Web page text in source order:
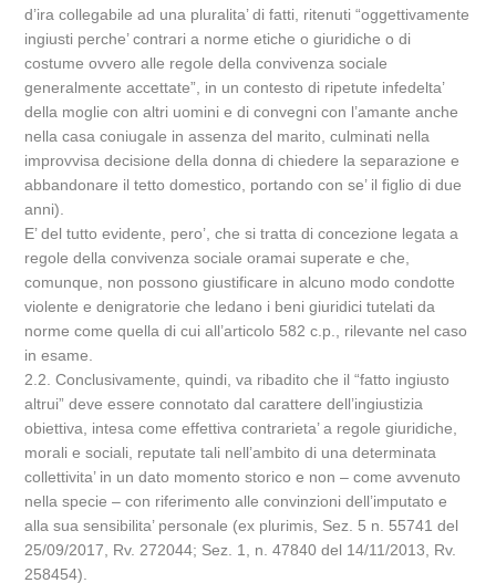
d’ira collegabile ad una pluralita’ di fatti, ritenuti “oggettivamente
ingiusti perche’ contrari a norme etiche o giuridiche o di
costume ovvero alle regole della convivenza sociale
generalmente accettate”, in un contesto di ripetute infedelta’
della moglie con altri uomini e di convegni con l’amante anche
nella casa coniugale in assenza del marito, culminati nella
improvvisa decisione della donna di chiedere la separazione e
abbandonare il tetto domestico, portando con se’ il figlio di due
anni).
E’ del tutto evidente, pero’, che si tratta di concezione legata a
regole della convivenza sociale oramai superate e che,
comunque, non possono giustificare in alcuno modo condotte
violente e denigratorie che ledano i beni giuridici tutelati da
norme come quella di cui all’articolo 582 c.p., rilevante nel caso
in esame.
2.2. Conclusivamente, quindi, va ribadito che il “fatto ingiusto
altrui” deve essere connotato dal carattere dell’ingiustizia
obiettiva, intesa come effettiva contrarieta’ a regole giuridiche,
morali e sociali, reputate tali nell’ambito di una determinata
collettivita’ in un dato momento storico e non – come avvenuto
nella specie – con riferimento alle convinzioni dell’imputato e
alla sua sensibilita’ personale (ex plurimis, Sez. 5 n. 55741 del
25/09/2017, Rv. 272044; Sez. 1, n. 47840 del 14/11/2013, Rv.
258454).